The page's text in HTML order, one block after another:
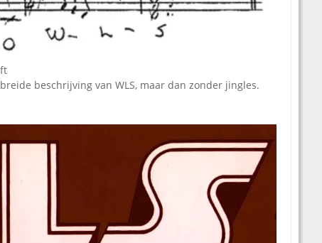
beschrijving van WLS, maar dan zonder jingles.